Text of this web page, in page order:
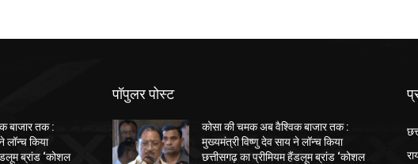
बाजार तक :
लॉन्च किया
ब्रांड ‘कोशल
पॉपुलर पोस्ट
कोसा की चमक अब वैश्विक बाजार तक :
मुख्यमंत्री विष्णु देव साय ने लॉन्च किया
छत्तीसगढ़ का प्रीमियम हैंडलूम ब्रांड ‘कोशल